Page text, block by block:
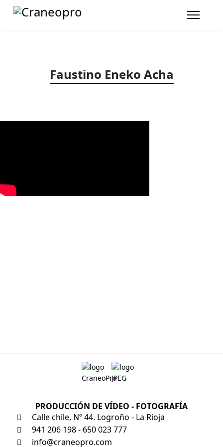
Faustino Eneko Acha
PRODUCCIÓN DE VÍDEO - FOTOGRAFÍA
Calle chile, Nº 44. Logroño - La Rioja
941 206 198 - 650 023 777
info@craneopro.com